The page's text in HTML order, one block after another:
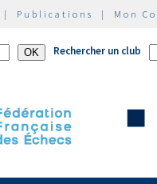
| Publications | Mon
Rechercher un club